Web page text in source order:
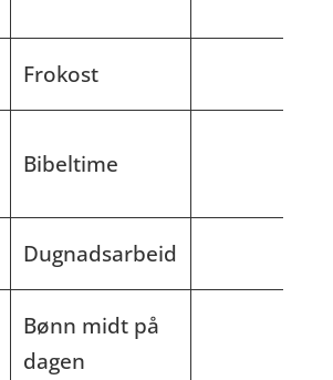
Frokost
Bibeltime
Dugnadsarbeid
Bønn midt på
dagen